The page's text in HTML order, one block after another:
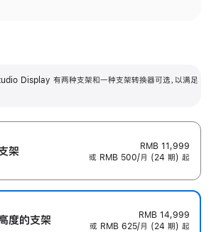
Display 有两种支架和一种支架转换器可选，以满足
架
RMB 11,999
或 RMB 500/月 (24 期) 起
度的支‍架
RMB 14,999
或 RMB 625/月 (24 期) 起